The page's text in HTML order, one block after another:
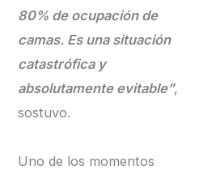
80% de ocupación de
camas. Es una situación
catastrófica y
absolutamente evitable”,
sostuvo.
Uno de los momentos